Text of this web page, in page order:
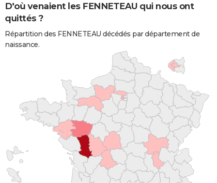
D'où venaient les FENNETEAU qui nous ont
quittés ?
Répartition des FENNETEAU décédés par département de
naissance.